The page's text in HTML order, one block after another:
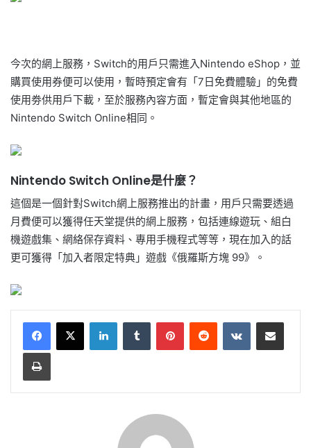
今次的網上服務，Switch的用戶只需進入Nintendo eShop，並
購買使用券便可以使用，暫時預定會有「7日免費體驗」的免費
使用劵供用戶下載，至於服務內容方面，暫定會與其他地區的
Nintendo Switch Online相同。
Nintendo Switch Online是什麼？
這個是一個針對Switch網上服務推出的計畫，用戶只需要透過
月費便可以獲得任天堂提供的網上服務，包括連線遊玩、組白
機遊戲集、網絡保存資料、專用手機程式等等，現在加入的話
更可獲得「加入者限定特典」遊戲《俄羅斯方塊 99》。
LinkedInTumblr PinterestReddit VKontakteShare via Email
Print